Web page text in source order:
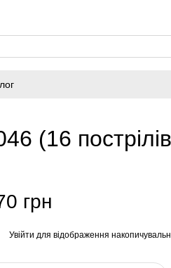
(16
грн
Увійти для відображення